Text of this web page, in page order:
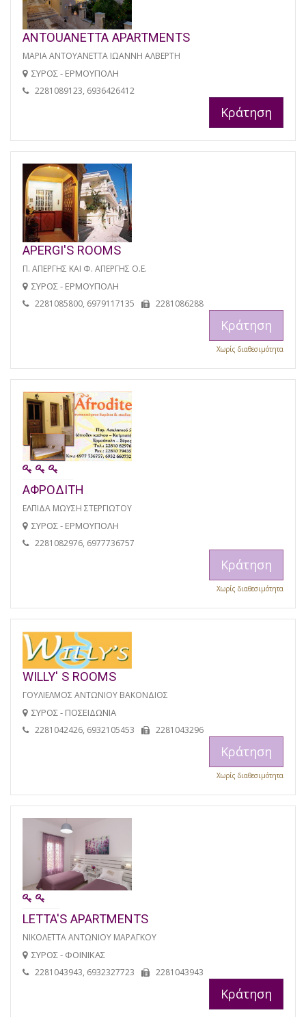
ANTOUANETTA APARTMENTS
ΜΑΡΙΑ ΑΝΤΟΥΑΝΕΤΤΑ ΙΩΑΝΝΗ ΑΛΒΕΡΤΗ
ΣΥΡΟΣ - ΕΡΜΟΥΠΟΛΗ
2281089123, 6936426412
Κράτηση
APERGI'S ROOMS
Π. ΑΠΕΡΓΗΣ ΚΑΙ Φ. ΑΠΕΡΓΗΣ Ο.Ε.
ΣΥΡΟΣ - ΕΡΜΟΥΠΟΛΗ
2281085800, 6979117135 2281086288
Κράτηση
Χωρίς διαθεσιμότητα
ΑΦΡΟΔΙΤΗ
ΕΛΠΙΔΑ ΜΩΥΣΗ ΣΤΕΡΓΙΩΤΟΥ
ΣΥΡΟΣ - ΕΡΜΟΥΠΟΛΗ
2281082976, 6977736757
Κράτηση
Χωρίς διαθεσιμότητα
WILLY' S ROOMS
ΓΟΥΛΙΕΛΜΟΣ ΑΝΤΩΝΙΟΥ ΒΑΚΟΝΔΙΟΣ
ΣΥΡΟΣ - ΠΟΣΕΙΔΩΝΙΑ
2281042426, 6932105453 2281043296
Κράτηση
Χωρίς διαθεσιμότητα
LETTA'S APARTMENTS
ΝΙΚΟΛΕΤΤΑ ΑΝΤΩΝΙΟΥ ΜΑΡΑΓΚΟΥ
ΣΥΡΟΣ - ΦΟΙΝΙΚΑΣ
2281043943, 6932327723 2281043943
Κράτηση